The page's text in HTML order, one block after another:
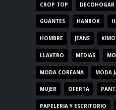
CROP TOP DECOHOGAR
GUANTES HANBOK
HOMBRE JEANS
LLAVERO MEDIAS
MODA COREANA MODA
MUJER OFERTA
PAPELERIA Y ESCRITORIO